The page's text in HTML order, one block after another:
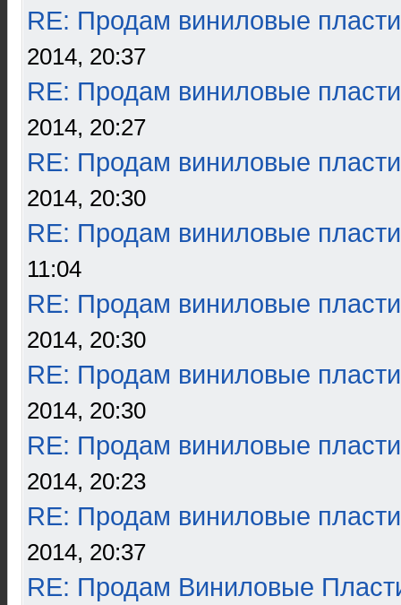
RE: Продам виниловые
2014, 20:37
RE: Продам виниловые
2014, 20:27
RE: Продам виниловые
2014, 20:30
RE: Продам виниловые
11:04
RE: Продам виниловые
2014, 20:30
RE: Продам виниловые
2014, 20:30
RE: Продам виниловые
2014, 20:23
RE: Продам виниловые
2014, 20:37
RE: Продам Виниловые